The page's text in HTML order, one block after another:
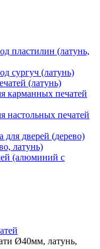
пластилин (латунь,
сургуч (латунь)
(латунь)
карманных печатей
настольных печатей
дверей (дерево)
латунь)
(алюминий с
Ø40мм, латунь,